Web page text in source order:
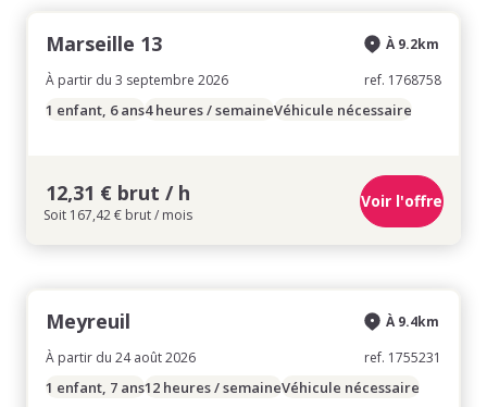
Marseille 13
À partir du 3 septembre 2026
À 9.2km
ref. 1768758
1 enfant, 6 ans4 heures / semaineVéhicule nécessaire
12,31 € brut / h
Soit 167,42 € brut / mois
Voir l'offre
Meyreuil
À partir du 24 août 2026
À 9.4km
ref. 1755231
1 enfant, 7 ans12 heures / semaineVéhicule nécessaire